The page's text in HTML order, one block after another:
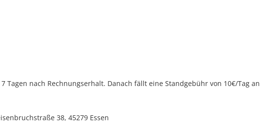
Tagen nach Rechnungserhalt. Danach fällt eine Standgebühr von 10€/Tag an
38, 45279 Essen